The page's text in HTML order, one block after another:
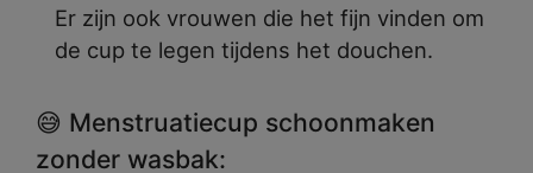
Er zijn ook vrouwen die het fijn vinden om
de cup te legen tijdens het douchen.
😅 Menstruatiecup schoonmaken
zonder wasbak: